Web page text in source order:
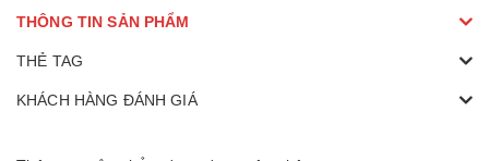
THÔNG TIN SẢN PHẨM
THẺ TAG
KHÁCH HÀNG ĐÁNH GIÁ